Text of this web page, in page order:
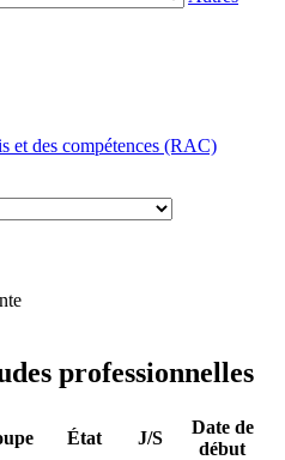
et des compétences (RAC)
professionnelles
État J/S
Date de
début